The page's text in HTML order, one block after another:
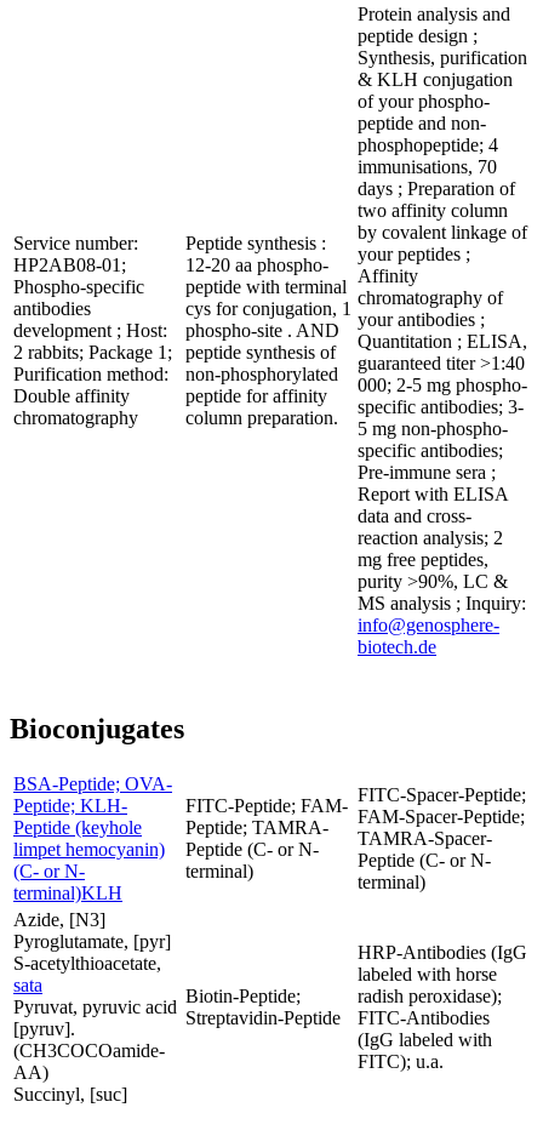
Service number:
HP2AB08-01;
Phospho-specific
antibodies
development ; Host:
2 rabbits; Package 1;
Purification method:
Double affinity
chromatography
Peptide synthesis :
12-20 aa phospho-
peptide with terminal
cys for conjugation, 1
phospho-site . AND
peptide synthesis of
non-phosphorylated
peptide for affinity
column preparation.
Protein analysis and
peptide design ;
Synthesis, purification
& KLH conjugation
of your phospho-
peptide and non-
phosphopeptide; 4
immunisations, 70
days ; Preparation of
two affinity column
by covalent linkage of
your peptides ;
Affinity
chromatography of
your antibodies ;
Quantitation ; ELISA,
guaranteed titer >1:40
000; 2-5 mg phospho-
specific antibodies; 3-
5 mg non-phospho-
specific antibodies;
Pre-immune sera ;
Report with ELISA
data and cross-
reaction analysis; 2
mg free peptides,
purity >90%, LC &
MS analysis ; Inquiry:
info@genosphere-
biotech.de
Bioconjugates
BSA-Peptide; OVA-
Peptide; KLH-
Peptide (keyhole
limpet hemocyanin)
(C- or N-
terminal)KLH
FITC-Peptide; FAM-
Peptide; TAMRA-
Peptide (C- or N-
terminal)
FITC-Spacer-Peptide;
FAM-Spacer-Peptide;
TAMRA-Spacer-
Peptide (C- or N-
terminal)
Azide, [N3]
Pyroglutamate, [pyr]
S-acetylthioacetate,
sata
Pyruvat, pyruvic acid
[pyruv].
(CH3COCOamide-
AA)
Succinyl, [suc]
Biotin-Peptide;
Streptavidin-Peptide
HRP-Antibodies (IgG
labeled with horse
radish peroxidase);
FITC-Antibodies
(IgG labeled with
FITC); u.a.